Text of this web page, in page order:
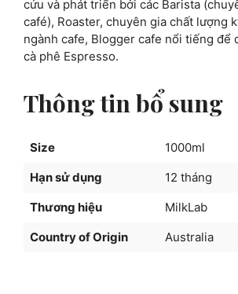
cứu và phát triển bởi các Barista
café), Roaster, chuyên gia chất lượng
ngành cafe, Blogger cafe nổi tiếng để
cà phê Espresso.
Thông tin bổ sung
Size
1000ml
Hạn sử dụng
12 tháng
Thương hiệu
MilkLab
Country of Origin
Australia